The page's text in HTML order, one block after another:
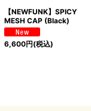
【NEWFUNK】SPICY
MESH CAP (Black)
6,600円(税込)